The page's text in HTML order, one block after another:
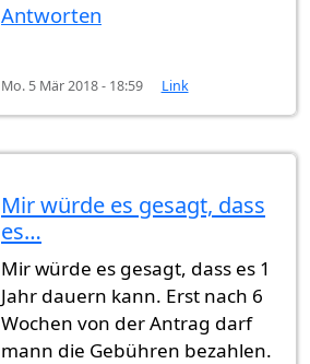
Antworten
Mo. 5 Mär 2018 - 18:59 Link
Mir würde es gesagt, dass
es…
Mir würde es gesagt, dass es 1
Jahr dauern kann. Erst nach 6
Wochen von der Antrag darf
mann die Gebühren bezahlen.